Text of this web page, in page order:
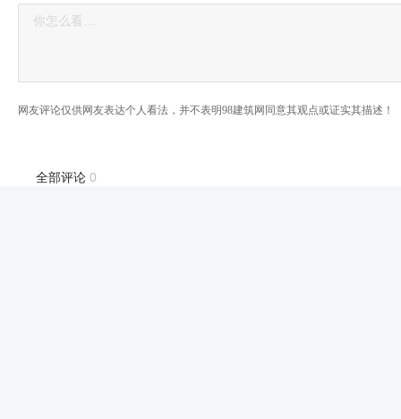
网友评论仅供网友表达个人看法，并不表明98建筑网同意其观点或证实其描述！
全部评论 0